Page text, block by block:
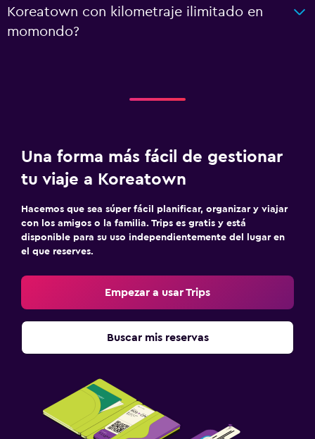
Koreatown con kilometraje ilimitado en
momondo?
Una forma más fácil de gestionar
tu viaje a Koreatown
Hacemos que sea súper fácil planificar, organizar y viajar
con los amigos o la familia. Trips es gratis y está
disponible para su uso independientemente del lugar en
el que reserves.
Empezar a usar Trips
Buscar mis reservas